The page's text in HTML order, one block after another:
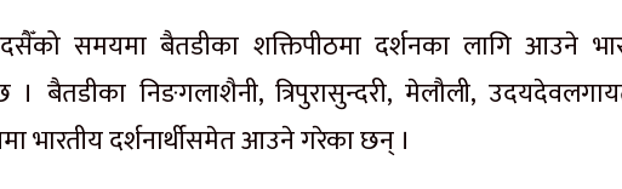
समयमा बैतडीका शक्तिपीठमा दर्शनका लागि आउने
बैतडीका निङगलाशैनी, त्रिपुरासुन्दरी, मेलौली,
भारतीय दर्शनार्थीसमेत आउने गरेका छन् ।